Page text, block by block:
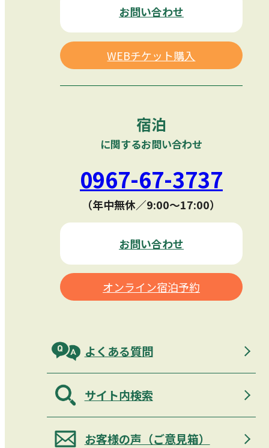
お問い合わせ
WEBチケット購入
宿泊
に関するお問い合わせ
0967-67-3737
（年中無休／9:00〜17:00）
お問い合わせ
オンライン宿泊予約
よくある質問
サイト内検索
お客様の声（ご意見箱）